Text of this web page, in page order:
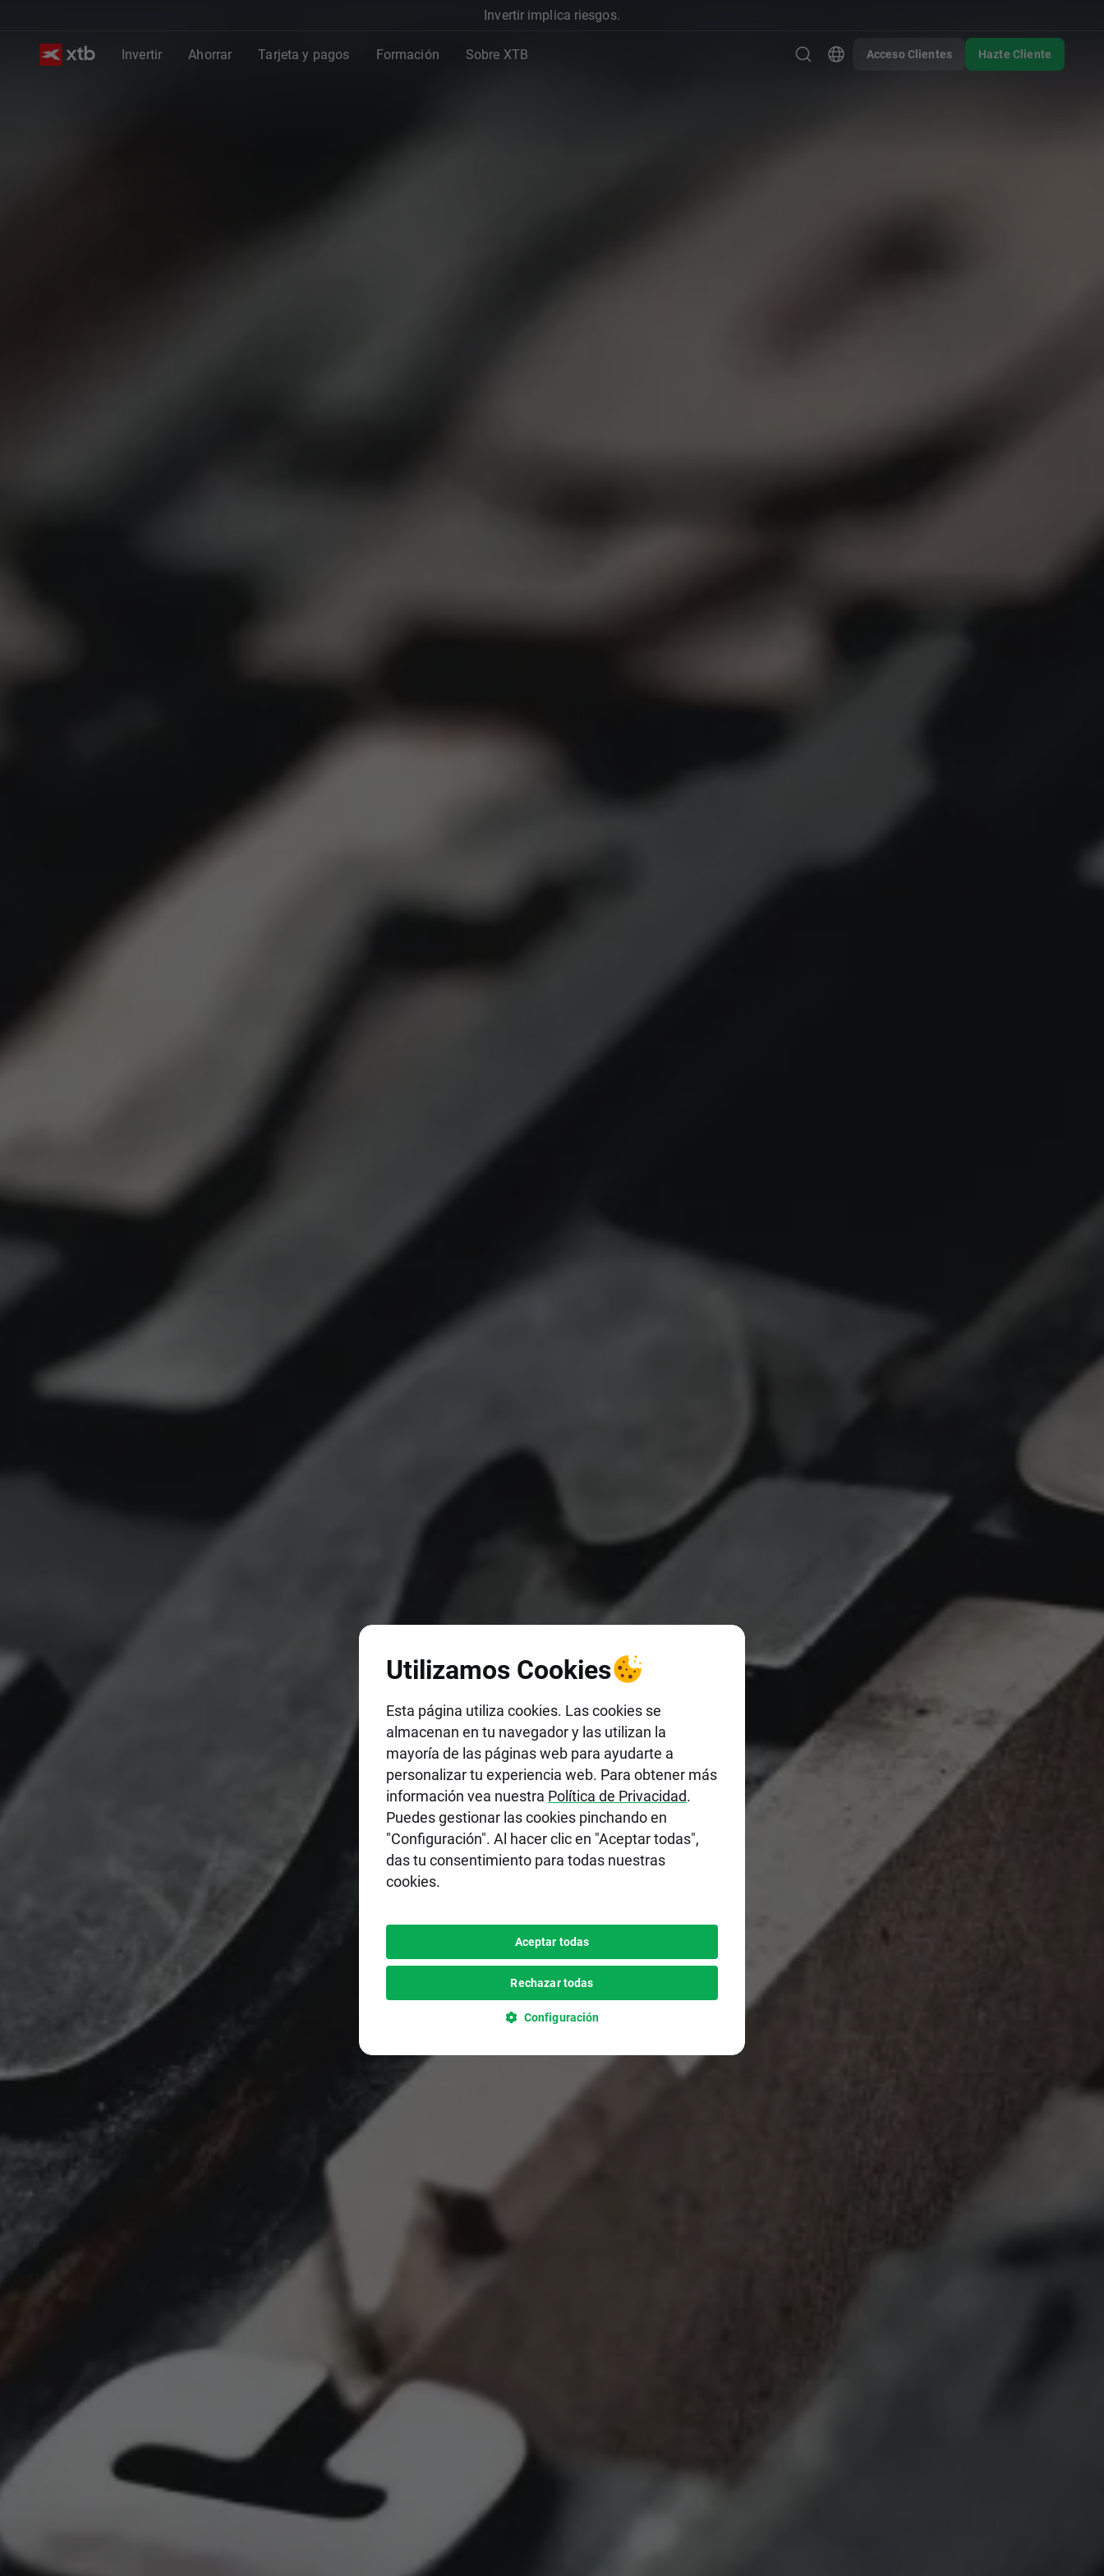
Invertir implica riesgos.
Invertir Ahorrar Tarjeta y pagos Formación Sobre XTB Acceso Clientes Hazte Cliente
Utilizamos Cookies
Esta página utiliza cookies. Las cookies se
almacenan en tu navegador y las utilizan la
mayoría de las páginas web para ayudarte a
personalizar tu experiencia web. Para obtener más
información vea nuestra Política de Privacidad.
Puedes gestionar las cookies pinchando en
"Configuración". Al hacer clic en "Aceptar todas",
das tu consentimiento para todas nuestras
cookies.
Aceptar todas
Rechazar todas
Configuración